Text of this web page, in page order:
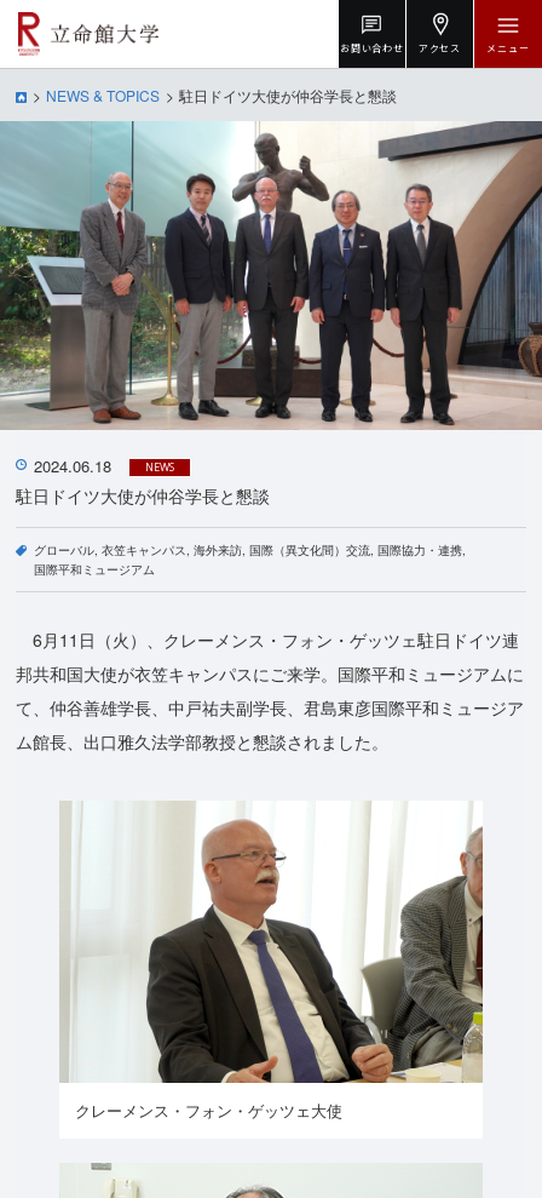
お問い合わせ アクセス メニュー
NEWS & TOPICS 駐日ドイツ大使が仲谷学長と懇談
2024.06.18 NEWS
駐日ドイツ大使が仲谷学長と懇談
グローバル 衣笠キャンパス 海外来訪 国際（異文化間）交流 国際協力・連携
国際平和ミュージアム
6月11日（火）、クレーメンス・フォン・ゲッツェ駐日ドイツ連
邦共和国大使が衣笠キャンパスにご来学。国際平和ミュージアムに
て、仲谷善雄学長、中戸祐夫副学長、君島東彦国際平和ミュージア
ム館長、出口雅久法学部教授と懇談されました。
クレーメンス・フォン・ゲッツェ大使